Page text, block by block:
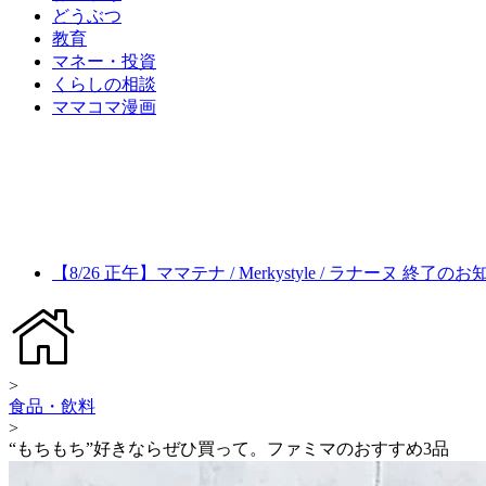
どうぶつ
教育
マネー・投資
くらしの相談
ママコマ漫画
【8/26 正午】ママテナ / Merkystyle / ラナーヌ 終了のお
>
食品・飲料
>
“もちもち”好きならぜひ買って。ファミマのおすすめ3品